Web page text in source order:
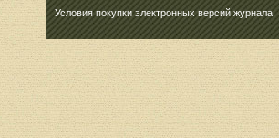
Условия покупки электронных версий журнала